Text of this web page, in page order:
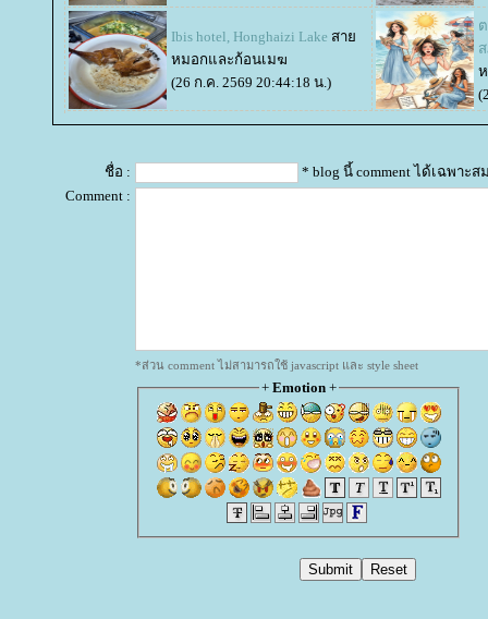
Ibis hotel, Honghaizi Lake สา
หมอกและก้อนเมฆ
(26 ก.ค. 2569 20:44:18 น.)
ชื่อ :
* blog นี้ comment ได้เฉพาะส
Comment :
*ส่วน comment ไม่สามารถใช้ javascript และ style sheet
+ Emotion+